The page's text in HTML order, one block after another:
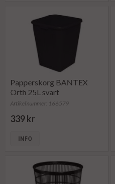
Papperskorg BANTEX
Orth 25L svart
Artikelnummer: 166579
339 kr
INFO